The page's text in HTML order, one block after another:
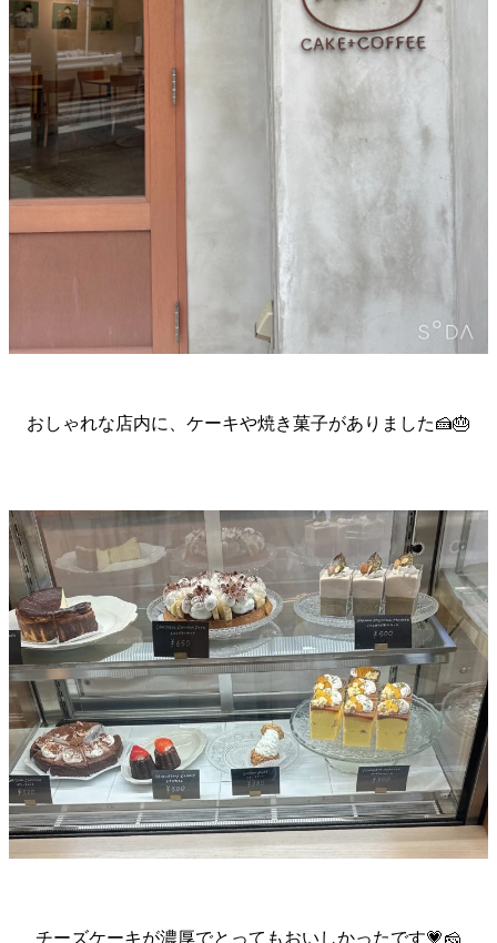
おしゃれな店内に、ケーキや焼き菓子がありました🍰🎂
チーズケーキが濃厚でとってもおいしかったです💗🧀